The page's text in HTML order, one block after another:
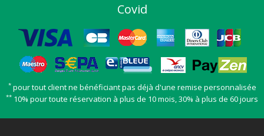
Covid
*pour tout client ne bénéficiant pas déjà d'une remise personnalisée
** 10% pour toute réservation à plus de 10 mois, 30% à plus de 60 jours